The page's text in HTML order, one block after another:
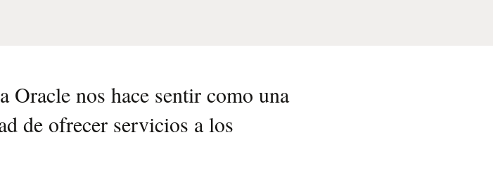
nos hace sentir como una
de ofrecer servicios a los